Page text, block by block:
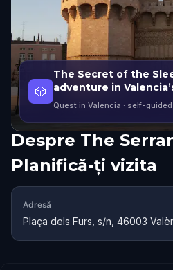
🎲
The Secret of the
adventure in
Quest in Valencia · self-guided
Despre The
Planifică-ți vizita
Adresă
Plaça dels Furs, s/n, 46003